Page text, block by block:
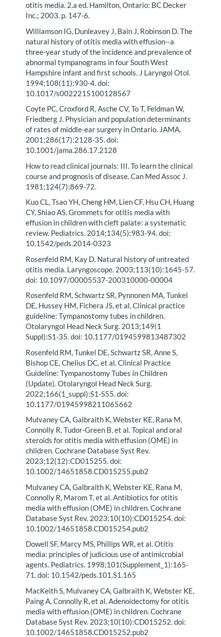
otitis media. 2.a ed. Hamilton, Ontario: BC Decker
Inc.; 2003. p. 147-6.
Williamson IG, Dunleavey J, Bain J, Robinson D. The
natural history of otitis media with effusion--a
three-year study of the incidence and prevalence of
abnormal tympanograms in four South West
Hampshire infant and first schools. J Laryngol Otol.
1994;108(11):930-4. doi:
10.1017/s0022215100128567
Coyte PC, Croxford R, Asche CV, To T, Feldman W,
Friedberg J. Physician and population determinants
of rates of middle-ear surgery in Ontario. JAMA.
2001;286(17):2128-35. doi:
10.1001/jama.286.17.2128
How to read clinical journals: III. To learn the clinical
course and prognosis of disease. Can Med Assoc J.
1981;124(7):869-72.
Kuo CL, Tsao YH, Cheng HM, Lien CF, Hsu CH, Huang
CY, Shiao AS. Grommets for otitis media with
effusion in children with cleft palate: a systematic
review. Pediatrics. 2014;134(5):983-94. doi:
10.1542/peds.2014-0323
Rosenfeld RM, Kay D. Natural history of untreated
otitis media. Laryngoscope. 2003;113(10):1645-57.
doi: 10.1097/00005537-200310000-00004
Rosenfeld RM, Schwartz SR, Pynnonen MA, Tunkel
DE, Hussey HM, Fichera JS, et al. Clinical practice
guideline: Tympanostomy tubes in children.
Otolaryngol Head Neck Surg. 2013;149(1
Suppl):S1-35. doi: 10.1177/0194599813487302
Rosenfeld RM, Tunkel DE, Schwartz SR, Anne S,
Bishop CE, Chelius DC, et al. Clinical Practice
Guideline: Tympanostomy Tubes in Children
(Update). Otolaryngol Head Neck Surg.
2022;166(1_suppl):S1-S55. doi:
10.1177/01945998211065662
Mulvaney CA, Galbraith K, Webster KE, Rana M,
Connolly R, Tudor-Green B, et al. Topical and oral
steroids for otitis media with effusion (OME) in
children. Cochrane Database Syst Rev.
2023;12(12):CD015255. doi:
10.1002/14651858.CD015255.pub2
Mulvaney CA, Galbraith K, Webster KE, Rana M,
Connolly R, Marom T, et al. Antibiotics for otitis
media with effusion (OME) in children. Cochrane
Database Syst Rev. 2023;10(10):CD015254. doi:
10.1002/14651858.CD015254.pub2
Dowell SF, Marcy MS, Phillips WR, et al. Otitis
media: principles of judicious use of antimicrobial
agents. Pediatrics. 1998;101(Supplement_1):165-
71. doi: 10.1542/peds.101.S1.165
MacKeith S, Mulvaney CA, Galbraith K, Webster KE,
Paing A, Connolly R, et al. Adenoidectomy for otitis
media with effusion (OME) in children. Cochrane
Database Syst Rev. 2023;10(10):CD015252. doi:
10.1002/14651858.CD015252.pub2